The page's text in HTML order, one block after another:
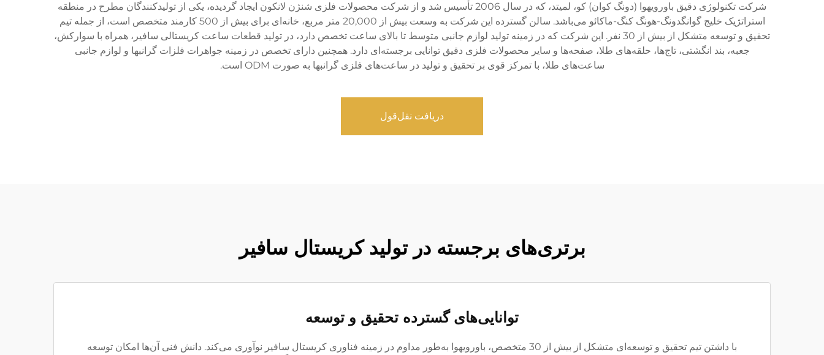
شرکت تکنولوژی دقیق باورویهوا (دونگ کوان) کو، لمیتد، که در سال 2006 تأسیس شد و از شرکت محصولات فلزی شنژن لانکون ایجاد گردیده، یکی از تولیدکنندگان مطرح در منطقه
استراتژیک خلیج گوانگدونگ-هونگ کنگ-ماکائو می‌باشد. سالن گسترده این شرکت به وسعت بیش از 20,000 متر مربع، خانه‌ای برای بیش از 500 کارمند متخصص است، از جمله تیم
تحقیق و توسعه متشکل از بیش از 30 نفر. این شرکت که در زمینه تولید لوازم جانبی متوسط تا بالای ساعت تخصص دارد، در تولید قطعات ساعت کریستالی سافیر، همراه با سوارکش،
جعبه، بند انگشتی، تاج‌ها، حلقه‌های طلا، صفحه‌ها و سایر محصولات فلزی دقیق توانایی برجسته‌ای دارد. همچنین دارای تخصص در زمینه جواهرات فلزات گرانبها و لوازم جانبی
ساعت‌های طلا، با تمرکز قوی بر تحقیق و تولید در ساعت‌های فلزی گرانبها به صورت ODM است.
دریافت نقل‌قول
برتری‌های برجسته در تولید کریستال سافیر
توانایی‌های گسترده تحقیق و توسعه
با داشتن تیم تحقیق و توسعه‌ای متشکل از بیش از 30 متخصص، باورویهوا به‌طور مداوم در زمینه فناوری کریستال سافیر نوآوری می‌کند. دانش فنی آن‌ها امکان توسعه